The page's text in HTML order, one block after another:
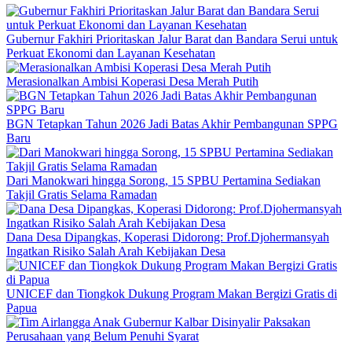
Gubernur Fakhiri Prioritaskan Jalur Barat dan Bandara Serui untuk
Perkuat Ekonomi dan Layanan Kesehatan
Merasionalkan Ambisi Koperasi Desa Merah Putih
BGN Tetapkan Tahun 2026 Jadi Batas Akhir Pembangunan SPPG
Baru
Dari Manokwari hingga Sorong, 15 SPBU Pertamina Sediakan
Takjil Gratis Selama Ramadan
Dana Desa Dipangkas, Koperasi Didorong: Prof.Djohermansyah
Ingatkan Risiko Salah Arah Kebijakan Desa
UNICEF dan Tiongkok Dukung Program Makan Bergizi Gratis di
Papua